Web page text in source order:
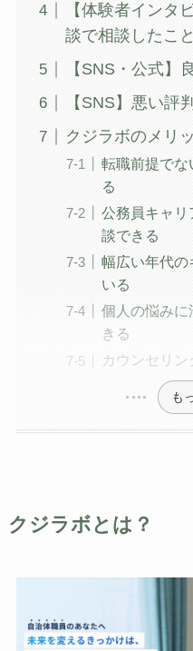
【体験者インタ
談で相談したこと
【SNS・公式】
【SNS】悪い評
クジラボのメリ
転職前提でな
る
公務員キャリ
談できる
幅広い年代の
いる
個人の悩みに
きる
カウンセリ
も
クジラボとは？